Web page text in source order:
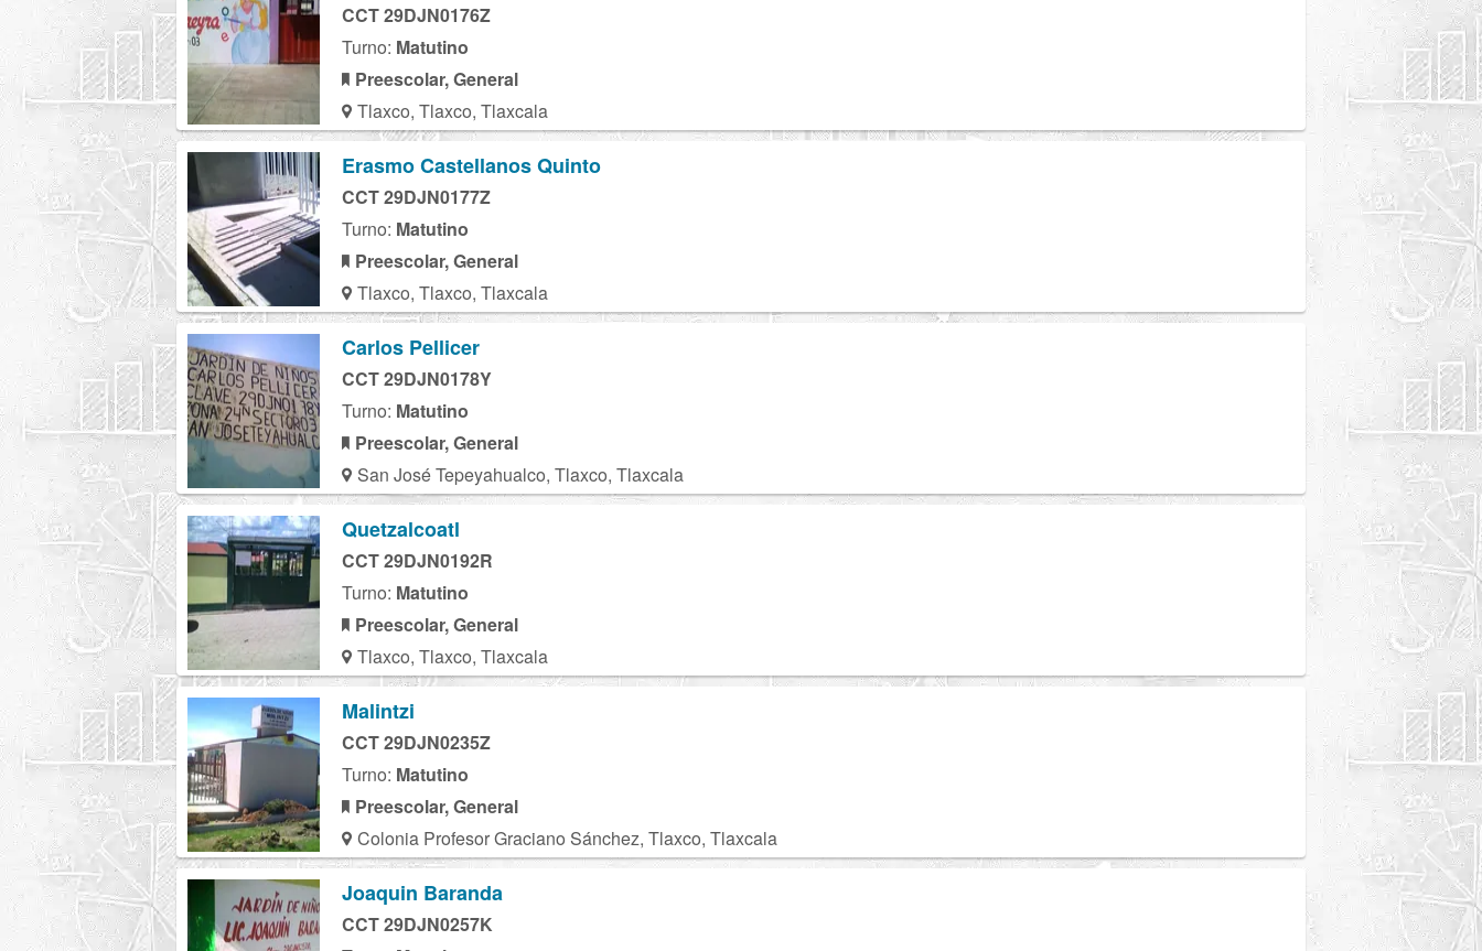
CCT 29DJN0176Z
Turno: Matutino
Preescolar, General
Tlaxco, Tlaxco, Tlaxcala
Erasmo Castellanos Quinto
CCT 29DJN0177Z
Turno: Matutino
Preescolar, General
Tlaxco, Tlaxco, Tlaxcala
Carlos Pellicer
CCT 29DJN0178Y
Turno: Matutino
Preescolar, General
San José Tepeyahualco, Tlaxco, Tlaxcala
Quetzalcoatl
CCT 29DJN0192R
Turno: Matutino
Preescolar, General
Tlaxco, Tlaxco, Tlaxcala
Malintzi
CCT 29DJN0235Z
Turno: Matutino
Preescolar, General
Colonia Profesor Graciano Sánchez, Tlaxco, Tlaxcala
Joaquin Baranda
CCT 29DJN0257K